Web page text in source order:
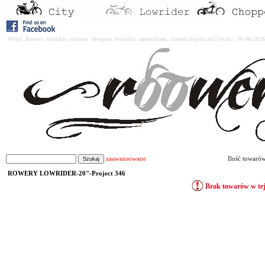
Witaj. Rowery miejskie, cruiser, chopper, lowrider, amsterdam, custom kupisz tu i teraz : 06-08-
zaawansowane Ilość
ROWERY LOWRIDER-20"-Project 346
Brak towarów w